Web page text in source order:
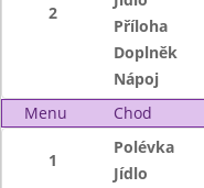
2
Příloha
Doplněk
Nápoj
Menu
Chod
1
Polévka
Jídlo